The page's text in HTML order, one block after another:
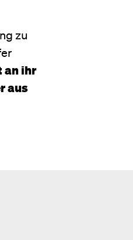
zu
an ihr
aus